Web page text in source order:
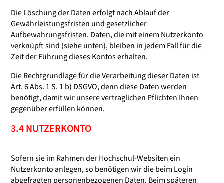
Die Löschung der Daten erfolgt nach Ablauf der
Gewährleistungsfristen und gesetzlicher
Aufbewahrungsfristen. Daten, die mit einem Nutzerkonto
verknüpft sind (siehe unten), bleiben in jedem Fall für die
Zeit der Führung dieses Kontos erhalten.
Die Rechtgrundlage für die Verarbeitung dieser Daten ist
Art. 6 Abs. 1 S. 1 b) DSGVO, denn diese Daten werden
benötigt, damit wir unsere vertraglichen Pflichten Ihnen
gegenüber erfüllen können.
3.4 NUTZERKONTO
Sofern sie im Rahmen der Hochschul-Websiten ein
Nutzerkonto anlegen, so benötigen wir die beim Login
abgefragten personenbezogenen Daten. Beim späteren